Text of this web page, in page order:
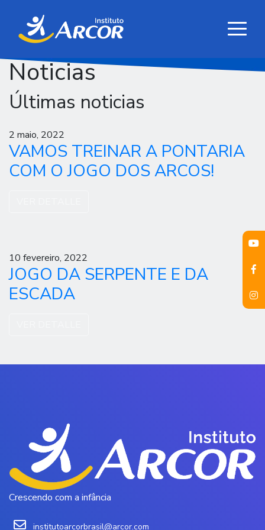
Noticias
Últimas noticias
2 maio, 2022
VAMOS TREINAR A PONTARIA
COM O JOGO DOS ARCOS!
10 fevereiro, 2022
JOGO DA SERPENTE E DA
ESCADA
Crescendo com a infância
institutoarcorbrasil@arcor.com